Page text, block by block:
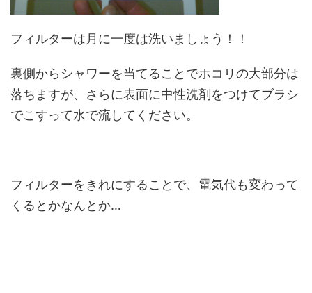
フィルターは月に一度は洗いましょう！！
裏側からシャワーを当てることでホコリの大部分は
落ちますが、さらに表面に中性洗剤をつけてブラシ
でこすって水で流してください。
フィルターをきれにすることで、電気代も変わって
くるとかなんとか…